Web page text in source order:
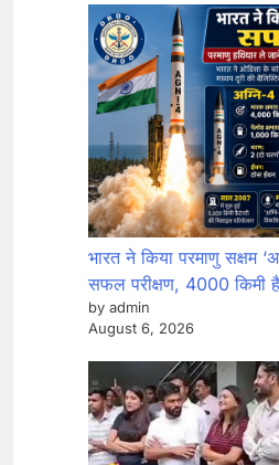
भारत ने किया परमाणु सक्षम
सफल परीक्षण, 4000 किमी है
by admin
August 6, 2026